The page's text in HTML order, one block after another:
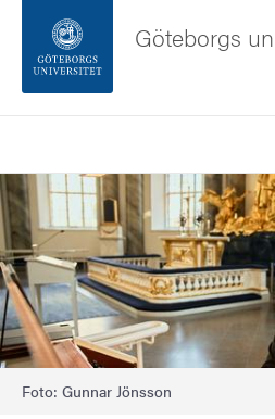
Sidfoten
Om webbplatsen
Göteborgs
Bild
Foto: Gunnar Jönsson